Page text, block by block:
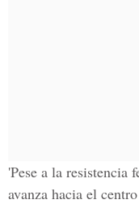
'Pese a la resistencia
avanza hacia el